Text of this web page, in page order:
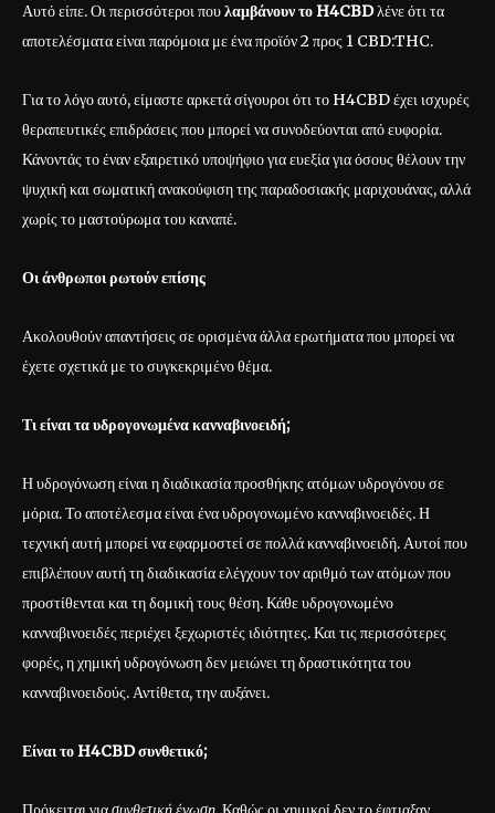
Αυτό είπε. Οι περισσότεροι πουλαμβάνουν το H4CBDλένε ότι τα
αποτελέσματα είναι παρόμοια με ένα προϊόν 2 προς 1 CBD:THC.
Για το λόγο αυτό, είμαστε αρκετά σίγουροι ότι το H4CBD έχει ισχυρές
θεραπευτικές επιδράσεις που μπορεί να συνοδεύονται από ευφορία.
Κάνοντάς το έναν εξαιρετικό υποψήφιο για ευεξία για όσους θέλουν την
ψυχική και σωματική ανακούφιση της παραδοσιακής μαριχουάνας, αλλά
χωρίς το μαστούρωμα του καναπέ.
Οι άνθρωποι ρωτούν επίσης
Ακολουθούν απαντήσεις σε ορισμένα άλλα ερωτήματα που μπορεί να
έχετε σχετικά με το συγκεκριμένο θέμα.
Τι είναι τα υδρογονωμένα κανναβινοειδή;
Η υδρογόνωση είναι η διαδικασία προσθήκης ατόμων υδρογόνου σε
μόρια. Το αποτέλεσμα είναι ένα υδρογονωμένο κανναβινοειδές. Η
τεχνική αυτή μπορεί να εφαρμοστεί σε πολλά κανναβινοειδή. Αυτοί που
επιβλέπουν αυτή τη διαδικασία ελέγχουν τον αριθμό των ατόμων που
προστίθενται και τη δομική τους θέση. Κάθε υδρογονωμένο
κανναβινοειδές περιέχει ξεχωριστές ιδιότητες. Και τις περισσότερες
φορές, η χημική υδρογόνωση δεν μειώνει τη δραστικότητα του
κανναβινοειδούς. Αντίθετα, την αυξάνει.
Είναι το H4CBD συνθετικό;